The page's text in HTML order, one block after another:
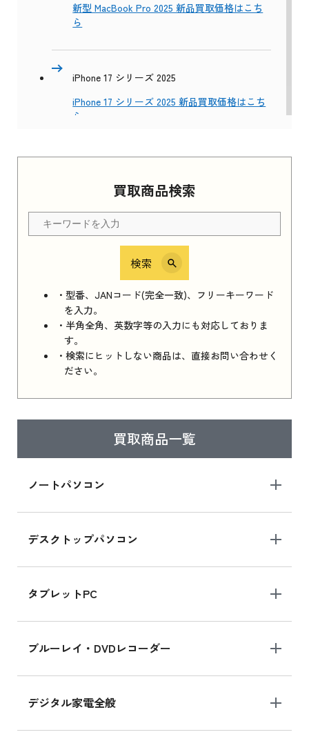
買取商品検索
検索
・型番、JANコード(完全一致)、フリーキーワード
を入力。
・半角全角、英数字等の入力にも対応しておりま
す。
・検索にヒットしない商品は、直接お問い合わせく
ださい。
買取商品一覧
ノートパソコン
デスクトップパソコン
タブレットPC
ブルーレイ・DVDレコーダー
デジタル家電全般
新型 MacBook Pro 2025 新品買取価格はこち
ら
iPhone 17 シリーズ 2025
iPhone 17 シリーズ 2025 新品買取価格はこち
ら
Apple Watch Series 11 2025 新品買取価格はこ
ちら
iPhone 16e シリーズ 2025
iPhone 16e シリーズ 2025 新品買取価格はこち
ら
iPad 11インチ 2025年春モデル
はこちら
ら
iPad mini シリーズ 2024
iPad mini 8.3インチ の新品買取価格
iPhone 16 シリーズ
iPhone 16 の新品買取価格
iPad Air 11インチ シリーズ
iPad Air 11インチ の新品買取価格